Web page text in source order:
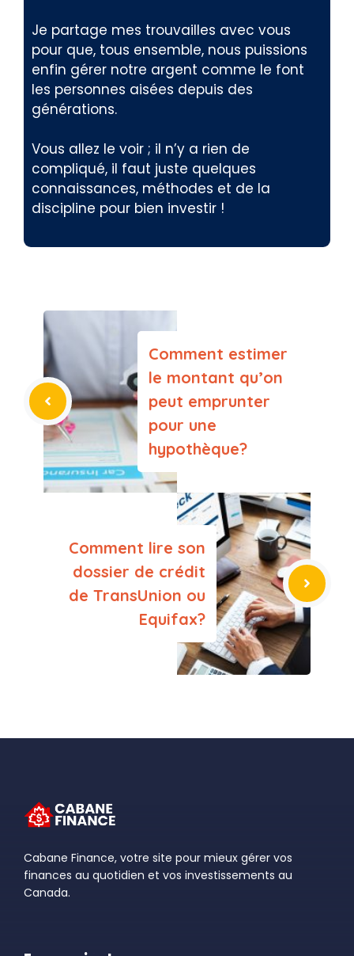
Je partage mes trouvailles avec vous
pour que, tous ensemble, nous puissions
enfin gérer notre argent comme le font
les personnes aisées depuis des
générations.
Vous allez le voir ; il n’y a rien de
compliqué, il faut juste quelques
connaissances, méthodes et de la
discipline pour bien investir !
Comment estimer
le montant qu’on
peut emprunter
pour une
hypothèque?
Comment lire son
dossier de crédit
de TransUnion ou
Equifax?
Cabane Finance, votre site pour mieux gérer vos
finances au quotidien et vos investissements au
Canada.